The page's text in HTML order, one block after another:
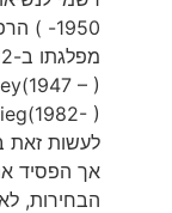
1950- )
אך הפסיד את